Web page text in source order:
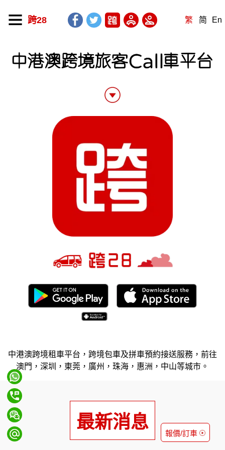
跨28 繁 简 En
中港澳跨境租車平台，跨境包車及拼車預約接送服務，前往
澳門，深圳，東莞，廣州，珠海，惠洲，中山等城市。
最新消息
報價/訂車